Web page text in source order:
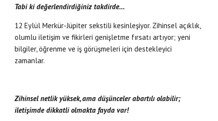
Tabi ki değerlendirdiğiniz takdirde…
12 Eylül Merkür-Jüpiter sekstili kesinleşiyor. Zihinsel açıklık,
olumlu iletişim ve fikirleri genişletme fırsatı artıyor; yeni
bilgiler, öğrenme ve iş görüşmeleri için destekleyici
zamanlar.
Zihinsel netlik yüksek, ama düşünceler abartılı olabilir;
iletişimde dikkatli olmakta fayda var!